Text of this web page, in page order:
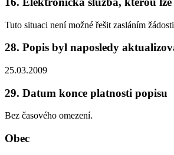
Tuto situaci není možné řešit zasláním
28. Popis byl naposledy
25.03.2009
29. Datum konce platnosti popisu
Bez časového omezení.
Obec